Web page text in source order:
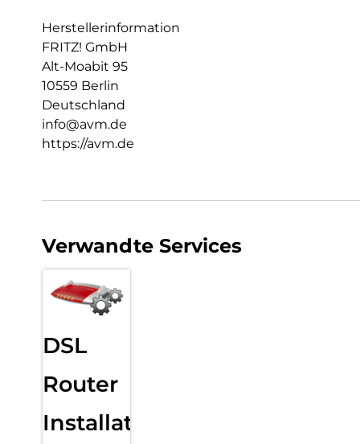
Herstellerinformation
FRITZ! GmbH
Alt-Moabit 95
10559 Berlin
Deutschland
info@avm.de
https://avm.de
Verwandte Services
DSL
Router
Installation